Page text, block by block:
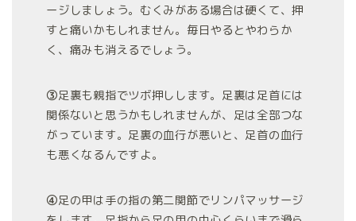
ージしましょう。むくみがある場合は硬くて、押
すと痛いかもしれません。毎日やるとやわらか
く、痛みも消えるでしょう。
③足裏も親指でツボ押しします。足裏は足首には
関係ないと思うかもしれませんが、足は全部つな
がっています。足裏の血行が悪いと、足首の血行
も悪くなるんですよ。
④足の甲は手の指の第二関節でリンパマッサージ